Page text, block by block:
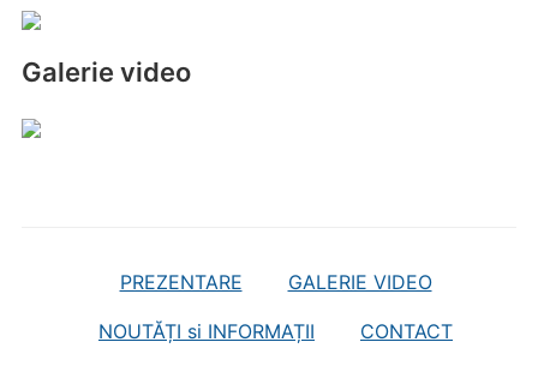
Galerie video
PREZENTARE GALERIE VIDEO
NOUTĂȚI si INFORMAȚII CONTACT